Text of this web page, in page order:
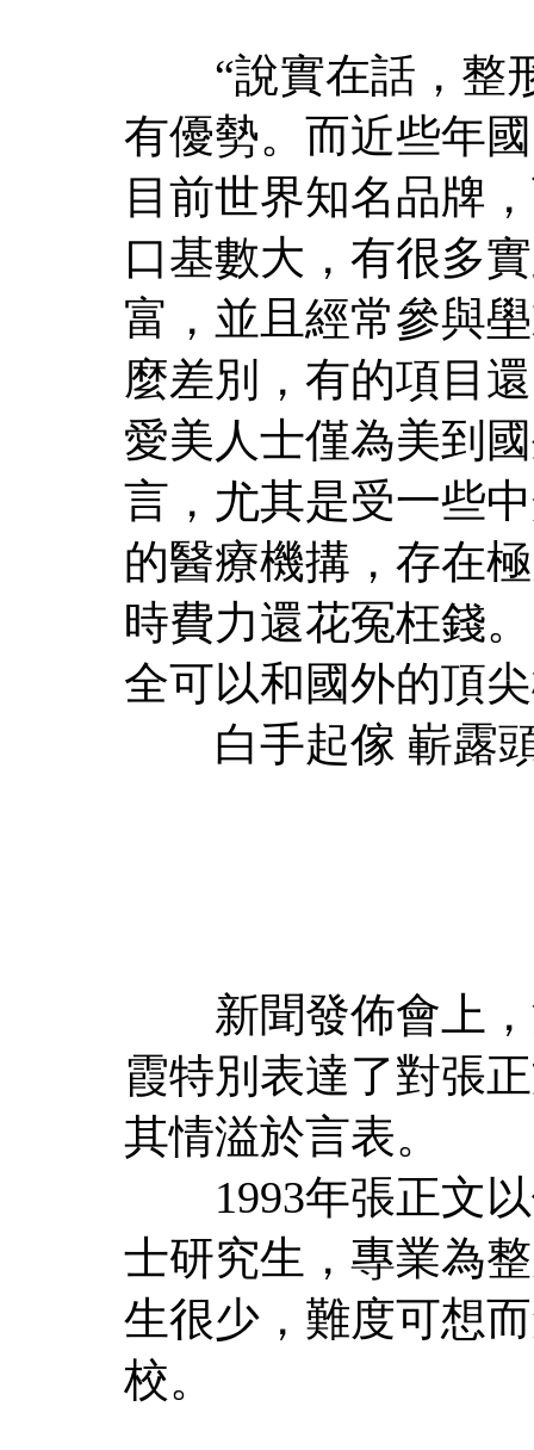
“說實在話，整形
有優勢。而近些年
目前世界知名品牌
口基數大，有很多
富，並且經常參與
麼差別，有的項目
愛美人士僅為美到
言，尤其是受一些
的醫療機搆，存在
時費力還花冤枉錢
全可以和國外的頂
白手起傢 嶄露
新聞發佈會上，
霞特別表達了對張
其情溢於言表。
1993年張正文以
士研究生，專業為
生很少，難度可想
校。